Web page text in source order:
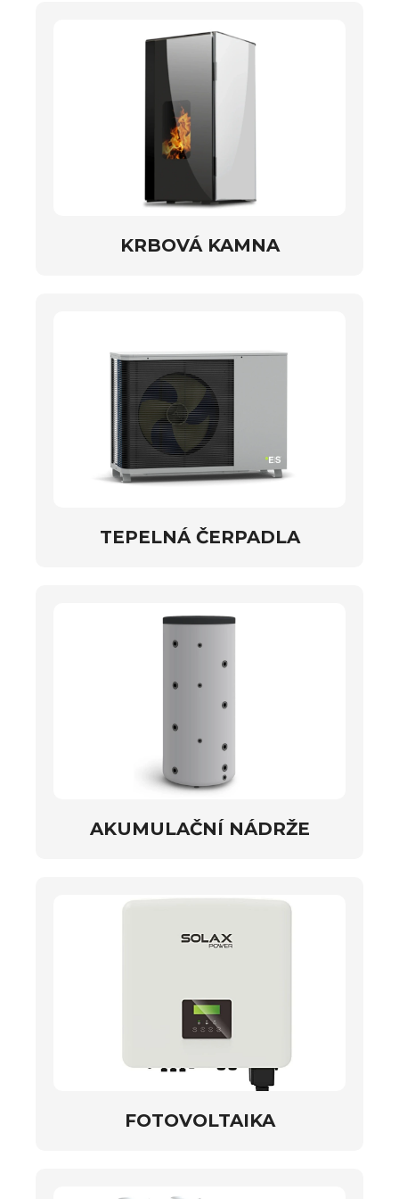
KRBOVÁ KAMNA
TEPELNÁ ČERPADLA
AKUMULAČNÍ NÁDRŽE
FOTOVOLTAIKA